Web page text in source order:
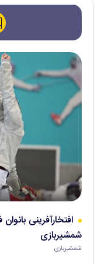
افتخارآفرینی
شمشیربازی
شمشیربازی